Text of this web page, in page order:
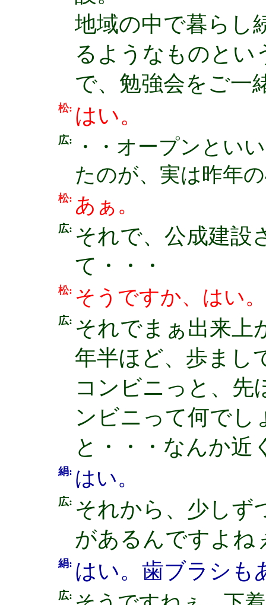
地域の中で暮らし
るようなものとい
で、勉強会をご一
松: はい。
広:
・・オープンとい
たのが、実は昨年
松: あぁ。
広: それで、公成建設
て・・・
松: そうですか、はい。
広: それでまぁ出来上
年半ほど、歩まし
コンビニっと、先
ンビニって何でし
と・・・なんか近
絹: はい。
広: それから、少しず
があるんですよね
絹: はい。歯ブラシも
広: